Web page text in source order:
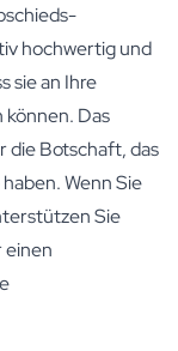
hochwertig und
sie an Ihre
können. Das
die Botschaft, das
Wenn Sie
Sie
einen